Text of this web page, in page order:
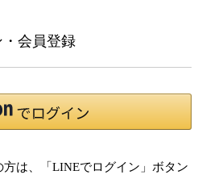
会員登録
は、「LINEでログイン」ボタン